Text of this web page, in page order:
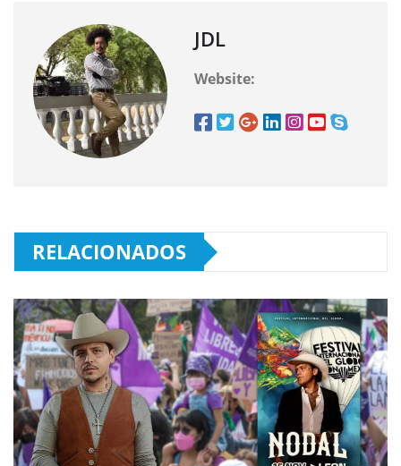
JDL
Website:
RELACIONADOS